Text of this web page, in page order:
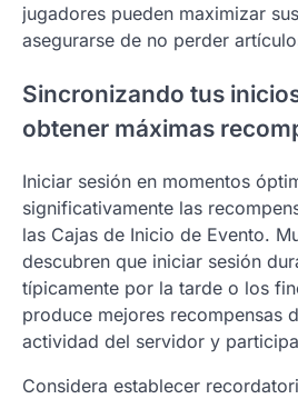
jugadores pueden maximizar
asegurarse de no perder
Sincronizando tus
obtener máximas
Iniciar sesión en momentos
significativamente las
las Cajas de Inicio de Evento.
descubren que iniciar sesión
típicamente por la tarde o los
produce mejores recompensas
actividad del servidor y
Considera establecer